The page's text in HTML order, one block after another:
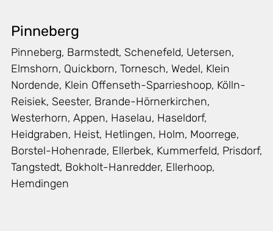
Pinneberg
Pinneberg, Barmstedt, Schenefeld, Uetersen,
Elmshorn, Quickborn, Tornesch, Wedel, Klein
Nordende, Klein Offenseth-Sparrieshoop, Kölln-
Reisiek, Seester, Brande-Hörnerkirchen,
Westerhorn, Appen, Haselau, Haseldorf,
Heidgraben, Heist, Hetlingen, Holm, Moorrege,
Borstel-Hohenrade, Ellerbek, Kummerfeld, Prisdorf,
Tangstedt, Bokholt-Hanredder, Ellerhoop,
Hemdingen